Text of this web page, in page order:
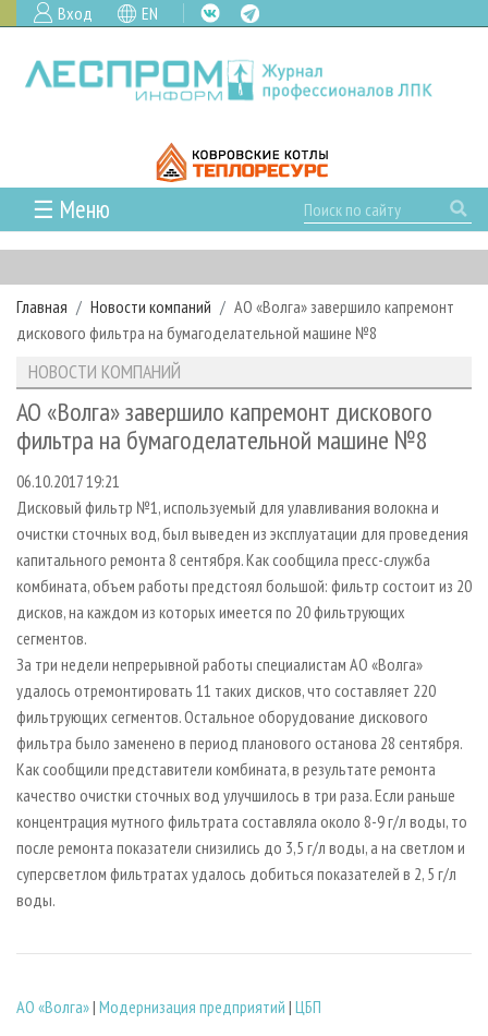
Вход EN
☰ Меню
ГЛАВНАЯ
РУБРИКИ И ТЕМЫ
РУБРИКИ ЖУРНАЛА
ЛЕСНОЕ ХОЗЯЙСТВО
ЛЕСОЗАГОТОВКА
ЛЕСОПИЛЕНИЕ
СУШКА ДРЕВЕСИНЫ
ПРОИЗВОДСТВО ДРЕВЕСНЫХ ПЛИТ
ДЕРЕВЯННОЕ ДОМОСТРОЕНИЕ
ПРОИЗВОДСТВО МЕБЕЛИ
БИОЭНЕРГЕТИКА
ЦБП
ИНСТРУМЕНТ И МАТЕРИАЛЫ
НОВОСТИ
КАЛЕНДАРЬ СОБЫТИЙ
НОВОСТИ ЛПК
НОВОСТИ ЖУРНАЛА
ПРОЕКТЫ ЛПИ
АНАЛИТИКА
ПРЕДПРИЯТИЯ ЛПК
ПЕРСОНЫ
МОБИЛЬНЫЕ ВЫСТАВКИ
ОФИЦИАЛЬНЫЕ ДЕЛЕГАЦИИ
ПРИОРИТЕТНЫЕ ИНВЕСТПРОЕКТЫ
RUSSIAN FORESTRY REVIEW
ГАЗЕТА ЛЕСПРОМФОРУМ
БИБЛИОТЕКА СПЕЦИАЛИСТА
АРХИВ
АРХИВ ЖУРНАЛОВ
О ЖУРНАЛЕ
ПОДПИСКА
КОНТАКТЫ
РЕКЛАМОДАТЕЛЯМ
РЕКЛАМА
РЕКЛАМА НА САЙТЕ
Главная Новости компаний
АО «Волга» завершило капремонт
дискового фильтра на бумагоделательной машине №8
НОВОСТИ КОМПАНИЙ
АО «Волга» завершило капремонт дискового
фильтра на бумагоделательной машине №8
06.10.2017 19:21
Дисковый фильтр №1, используемый для улавливания волокна и
очистки сточных вод, был выведен из эксплуатации для проведения
капитального ремонта 8 сентября. Как сообщила пресс-служба
комбината, объем работы предстоял большой: фильтр состоит из 20
дисков, на каждом из которых имеется по 20 фильтрующих
сегментов.
За три недели непрерывной работы специалистам АО «Волга»
удалось отремонтировать 11 таких дисков, что составляет 220
фильтрующих сегментов. Остальное оборудование дискового
фильтра было заменено в период планового останова 28 сентября.
Как сообщили представители комбината, в результате ремонта
качество очистки сточных вод улучшилось в три раза. Если раньше
концентрация мутного фильтрата составляла около 8-9 г/л воды, то
после ремонта показатели снизились до 3,5 г/л воды, а на светлом и
суперсветлом фильтратах удалось добиться показателей в 2, 5 г/л
воды.
АО «Волга»| Модернизация предприятий | ЦБП